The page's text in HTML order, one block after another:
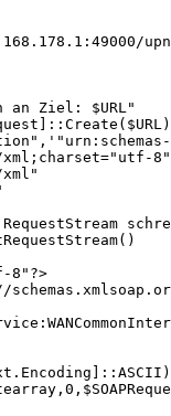
an Ziel: $URL"
xml;charset="utf-
8"?>